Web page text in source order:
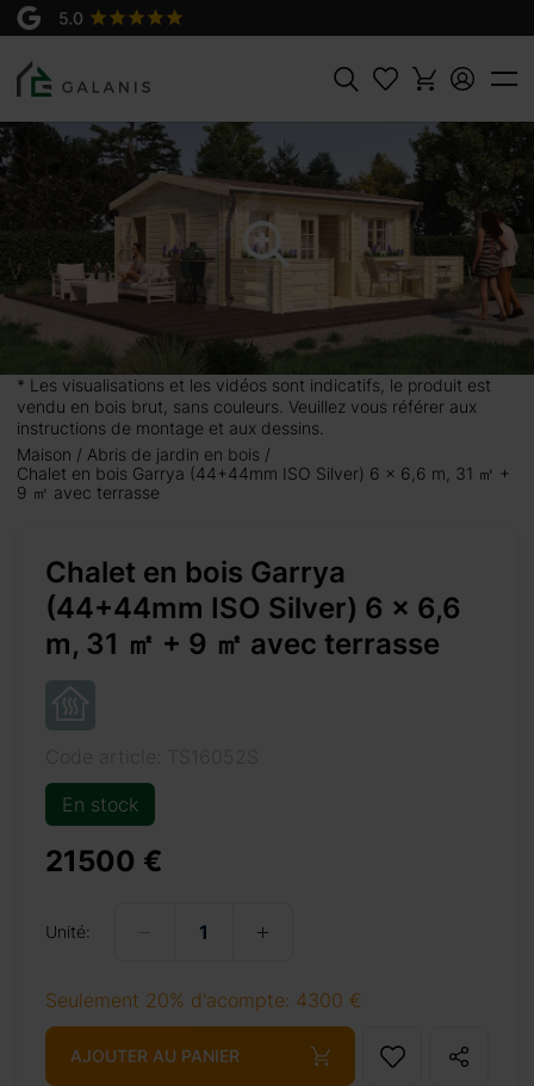
Rechercher
* Les visualisations et les vidéos sont indicatifs, le produit est
vendu en bois brut, sans couleurs. Veuillez vous référer aux
instructions de montage et aux dessins.
Maison
Abris de jardin en bois
Chalet en bois Garrya (44+44mm ISO Silver) 6 x 6,6 m, 31 ㎡ +
9 ㎡ avec terrasse
Chalet en bois Garrya
(44+44mm ISO Silver) 6 x 6,6
m, 31 ㎡ + 9 ㎡ avec terrasse
En stock
21500 €
Unité:
Seulement 20% d'acompte: 4300 €
AJOUTER AU PANIER
Garrya Madriers en 44+44 mm -
21500 €
31 ㎡ + 9
toit à double pente,
fonctionnel. Les
se prêtent bien à
qui peuvent
également
pour vos exercices
coup d’œil à nos
+ 69 €